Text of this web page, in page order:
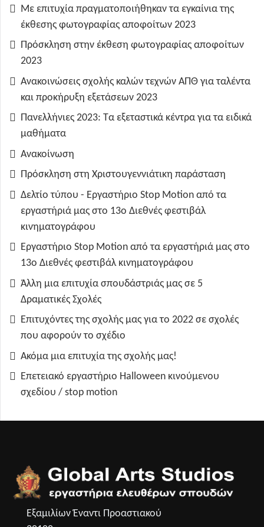
Με επιτυχία πραγματοποιήθηκαν τα εγκαίνια της
έκθεσης φωτογραφίας αποφοίτων 2023
Πρόσκληση στην έκθεση φωτογραφίας αποφοίτων
2023
Ανακοινώσεις σχολής καλών τεχνών ΑΠΘ για ταλέντα
και προκήρυξη εξετάσεων 2023
Πανελλήνιες 2023: Τα εξεταστικά κέντρα για τα ειδικά
μαθήματα
Ανακοίνωση
Πρόσκληση στη Χριστουγεννιάτικη παράσταση
Δελτίο τύπου - Εργαστήριο Stop Motion από τα
εργαστήριά μας στο 13ο Διεθνές φεστιβάλ
κινηματογράφου
Εργαστήριο Stop Motion από τα εργαστήριά μας στο
13ο Διεθνές φεστιβάλ κινηματογράφου
Άλλη μια επιτυχία σπουδάστριάς μας σε 5
Δραματικές Σχολές
Επιτυχόντες της σχολής μας για το 2022 σε σχολές
που αφορούν το σχέδιο
Ακόμα μια επιτυχία της σχολής μας!
Επετειακό εργαστήριο Halloween κινούμενου
σχεδίου / stop motion
Εξαμιλίων Έναντι Προαστιακού